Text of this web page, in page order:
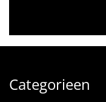
Categorieen